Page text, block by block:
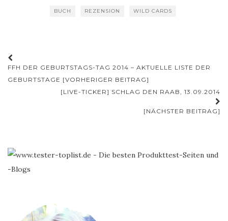
BUCH REZENSION WILD CARDS
Beitrags-
Navigation
FFH DER GEBURTSTAGS-TAG 2014 – AKTUELLE LISTE DER
GEBURTSTAGE [VORHERIGER BEITRAG]
[LIVE-TICKER] SCHLAG DEN RAAB, 13.09.2014
[NÄCHSTER BEITRAG]